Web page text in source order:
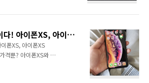
V40씽큐의 스펙은
이폰XS : 5.8"
레이 V40 ThinQ :
폰XS : iOS12 V40
이번 혁신은 가격이다! 아이폰XS, 아이폰XS MAX 바뀐건 생색내기와 가격뿐?
폰XS, 아이폰XS
격뿐? 아이폰XS와 아
기존 아이폰 시리즈